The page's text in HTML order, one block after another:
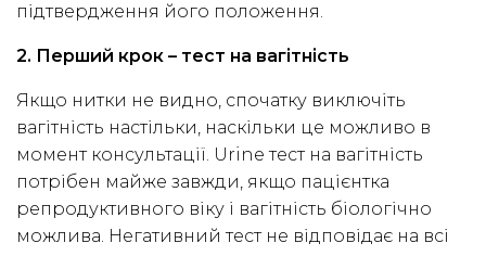
підтвердження його положення.
2. Перший крок – тест на вагітність
Якщо нитки не видно, спочатку виключіть
вагітність настільки, наскільки це можливо в
момент консультації. Urine тест на вагітність
потрібен майже завжди, якщо пацієнтка
репродуктивного віку і вагітність біологічно
можлива. Негативний тест не відповідає на всі